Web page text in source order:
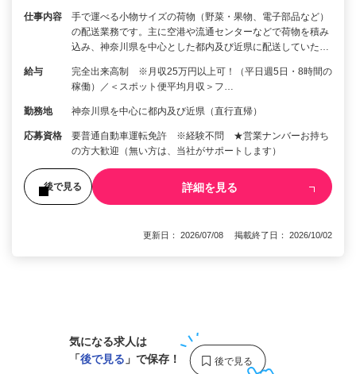
仕事内容
手で運べる小物サイズの荷物（野菜・果物、電子部品など）
の配送業務です。主に空港や流通センターなどで荷物を積み
込み、神奈川県を中心とした都内及び近県に配送していた…
給与
完全出来高制 ※月収25万円以上可！（平日週5日・8時間の
稼働）／＜スポット便平均月収＞フ…
勤務地 神奈川県を中心に都内及び近県（直行直帰）
応募資格
要普通自動車運転免許 ※経験不問 ★営業ナンバーお持ち
の方大歓迎（無い方は、当社がサポートします）
後で見る 詳細を見る
更新日： 2026/07/08 掲載終了日： 2026/10/02
気になる求人は
「後で見る 」で保存！